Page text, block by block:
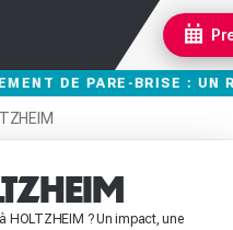
HOLTZHEIM ? Un impact, une